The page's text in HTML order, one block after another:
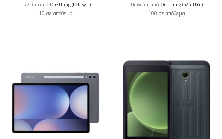
Πωλείται από:OneThing (b2b-SyTi)
10 σε απόθεμα
Πωλείται από:OneThing (b2b-TlYu)
100 σε απόθεμα